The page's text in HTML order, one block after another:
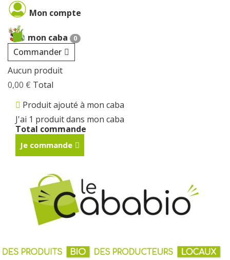
Mon compte
mon caba 0
Commander
Aucun produit
0,00 € Total
Produit ajouté à mon caba
J'ai 1 produit dans mon caba
Total commande
Je commande
Cookies management panel